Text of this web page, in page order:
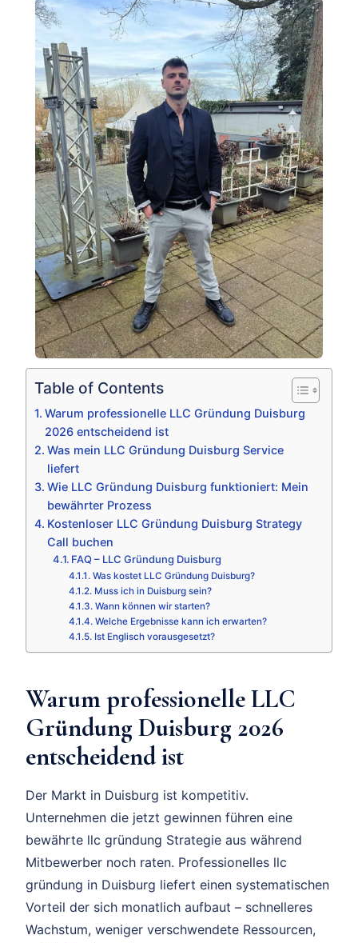
Table of Contents
Warum professionelle LLC Gründung Duisburg
2026 entscheidend ist
Was mein LLC Gründung Duisburg Service
liefert
Wie LLC Gründung Duisburg funktioniert: Mein
bewährter Prozess
Kostenloser LLC Gründung Duisburg Strategy
Call buchen
FAQ – LLC Gründung Duisburg
Was kostet LLC Gründung Duisburg?
Muss ich in Duisburg sein?
Wann können wir starten?
Welche Ergebnisse kann ich erwarten?
Ist Englisch vorausgesetzt?
Warum professionelle LLC
Gründung Duisburg 2026
entscheidend ist
Der Markt in Duisburg ist kompetitiv.
Unternehmen die jetzt gewinnen führen eine
bewährte llc gründung Strategie aus während
Mitbewerber noch raten. Professionelles llc
gründung in Duisburg liefert einen systematischen
Vorteil der sich monatlich aufbaut – schnelleres
Wachstum, weniger verschwendete Ressourcen,